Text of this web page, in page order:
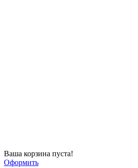
Ваша корзина пуста!
Оформить